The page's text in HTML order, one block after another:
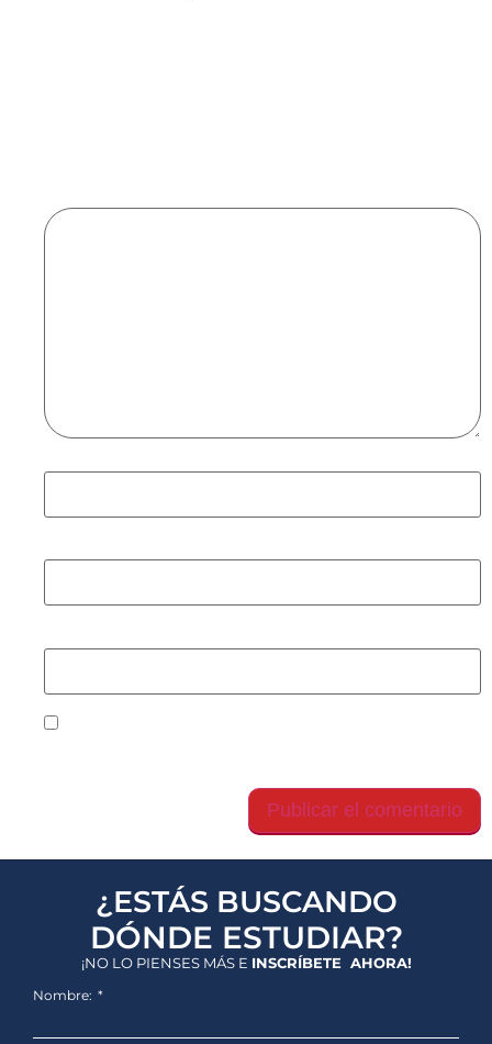
¿ESTÁS BUSCANDO
DÓNDE ESTUDIAR?
¡NO LO PIENSES MÁS E INSCRÍBETE AHORA!
Nombre: